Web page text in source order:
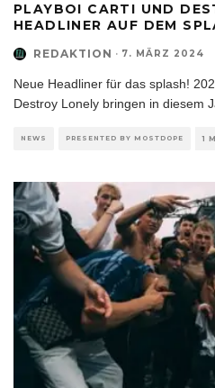
PLAYBOI CARTI UND
HEADLINER AUF DEM
REDAKTION · 7. MÄRZ 2024
Neue Headliner für das splash!
Destroy Lonely bringen in diesem
NEWS PRESENTED BY MOSTDOPE 1